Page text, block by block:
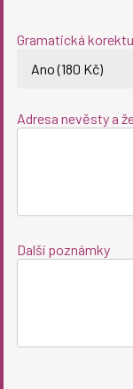
Gramatická
Adresa nevěsty a
Další poznámky